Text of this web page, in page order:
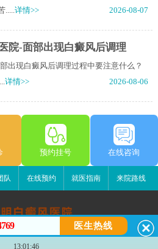
.....详情>> 2026-08-07
院-面部出现白癜风后调理
出现白癜风后调理过程中要注意什么？
详情>> 2026-08-06
预约挂号 在线咨询
队 在线预约 就医指南 来院路线
白癜风医院
医生热线
13:01:46